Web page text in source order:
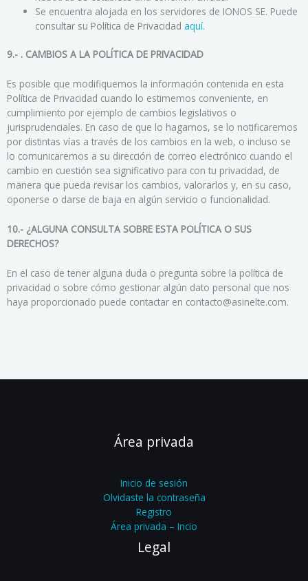
Se encuentra alojada en los servidores de IONOS SE. Puede
consultar su Política de Privacidadaquí.
9.- . CAMBIOS A LA POLÍTICA DE PRIVACIDAD
Es posible que modifiquemos la información contenida en esta
Política de Privacidad cuando lo estimemos conveniente, en
cumplimiento por ejemplo de cambios legislativos o
jurisprudenciales. En caso de que lo hagamos, se lo notificaremos
por distintas vías a través de los cambios en la web, o incluso se
lo comunicaremos a su dirección de correo electrónico cuando el
cambio en cuestión sea significativo para con tu privacidad, de
manera que pueda revisar los cambios, valorarlos y, en su caso,
oponerse o darse de baja en algún servicio o funcionalidad.
10.- ¿ALGUNA CONSULTA SOBRE ESTA POLÍTICA O SUS
DERECHOS?
En el caso de tener alguna duda o pregunta sobre la política de
privacidad o sobre cómo gestionar algún dato personal que nos
haya proporcionado puede contactar en contacto@asinelte.com.
Área privada
Inicio de sesión
Olvidaste la contraseña
Registro
Área privada – Incio
Legal